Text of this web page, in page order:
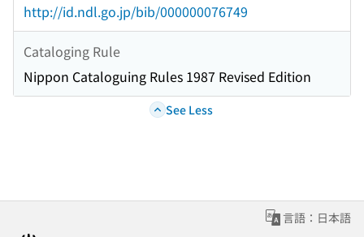
http://id.ndl.go.jp/bib/000000076749
Cataloging Rule
Nippon Cataloguing Rules 1987 Revised Edition
See Less
言語：日本語